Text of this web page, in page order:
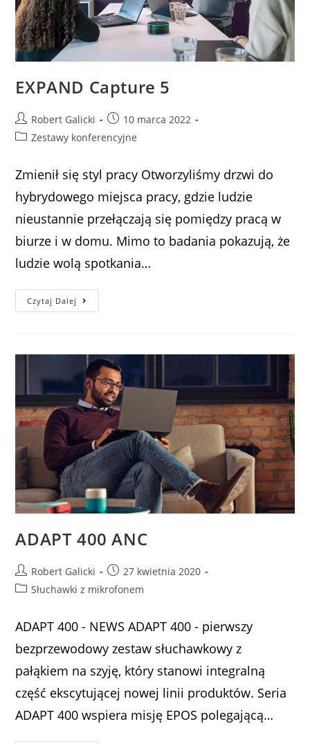
EXPAND Capture 5
Robert Galicki
10 marca 2022
Zestawy konferencyjne
Zmienił się styl pracy Otworzyliśmy drzwi do
hybrydowego miejsca pracy, gdzie ludzie
nieustannie przełączają się pomiędzy pracą w
biurze i w domu. Mimo to badania pokazują, że
ludzie wolą spotkania…
Czytaj Dalej
ADAPT 400 ANC
Robert Galicki
27 kwietnia 2020
Słuchawki z mikrofonem
ADAPT 400 - NEWS ADAPT 400 - pierwszy
bezprzewodowy zestaw słuchawkowy z
pałąkiem na szyję, który stanowi integralną
część ekscytującej nowej linii produktów. Seria
ADAPT 400 wspiera misję EPOS polegającą…